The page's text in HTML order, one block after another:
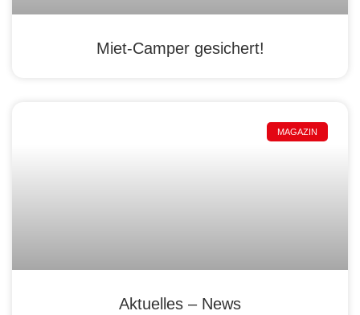
Miet-Camper gesichert!
MAGAZIN
Aktuelles – News